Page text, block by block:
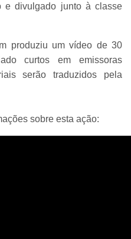
e divulgado junto à classe
produziu um vídeo de 30
curtos em emissoras
serão traduzidos pela
sobre esta ação: